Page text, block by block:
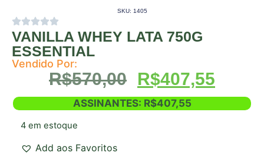
SKU: 1405
VANILLA WHEY LATA 750G
ESSENTIAL
Vendido Por:
R$570,00 R$407,55
ASSINANTES: R$407,55
4 em estoque
Add aos Favoritos